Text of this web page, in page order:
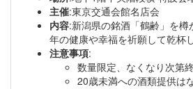
主催:東京交通会館名店会
内容:新潟県の銘酒「鶴齢」を
年の健康や幸福を祈願して乾杯
注意事項:
数量限定、なくなり次第
20歳未満への酒類提供は